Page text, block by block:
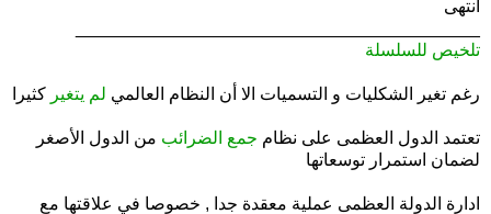
انتهى
تلخيص للسلسلة
رغم تغير الشكليات و التسميات الا أن النظام العالمي لم يتغير كثيرا
تعتمد الدول العظمى على نظام جمع الضرائب من الدول الأصغر
لضمان استمرار توسعاتها
ادارة الدولة العظمى عملية معقدة جدا , خصوصا في علاقتها مع